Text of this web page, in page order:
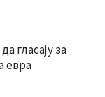
гласају за
евра